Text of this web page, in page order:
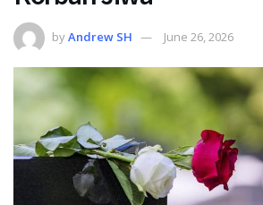
byAndrew SH June 26, 2026